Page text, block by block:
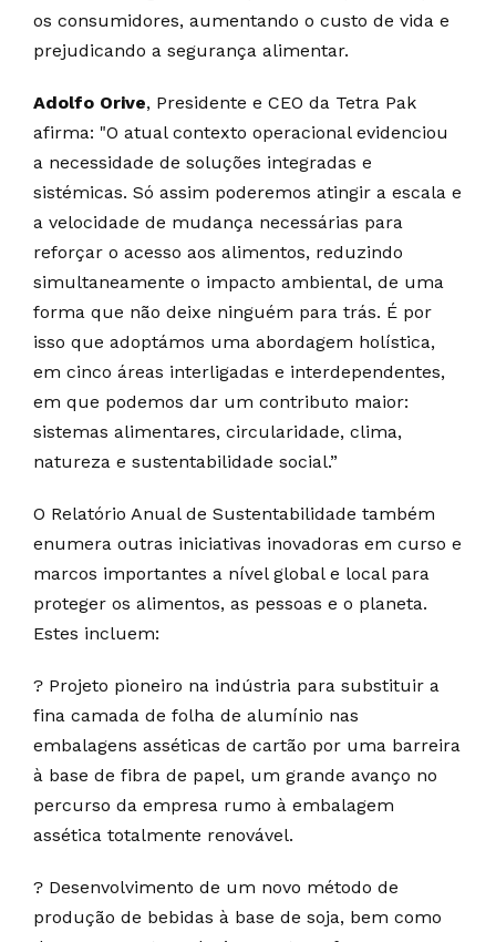
os consumidores, aumentando o custo de vida e
prejudicando a segurança alimentar.
Adolfo Orive, Presidente e CEO da Tetra Pak
afirma: "O atual contexto operacional evidenciou
a necessidade de soluções integradas e
sistémicas. Só assim poderemos atingir a escala e
a velocidade de mudança necessárias para
reforçar o acesso aos alimentos, reduzindo
simultaneamente o impacto ambiental, de uma
forma que não deixe ninguém para trás. É por
isso que adoptámos uma abordagem holística,
em cinco áreas interligadas e interdependentes,
em que podemos dar um contributo maior:
sistemas alimentares, circularidade, clima,
natureza e sustentabilidade social.”
O Relatório Anual de Sustentabilidade também
enumera outras iniciativas inovadoras em curso e
marcos importantes a nível global e local para
proteger os alimentos, as pessoas e o planeta.
Estes incluem:
? Projeto pioneiro na indústria para substituir a
fina camada de folha de alumínio nas
embalagens asséticas de cartão por uma barreira
à base de fibra de papel, um grande avanço no
percurso da empresa rumo à embalagem
assética totalmente renovável.
? Desenvolvimento de um novo método de
produção de bebidas à base de soja, bem como